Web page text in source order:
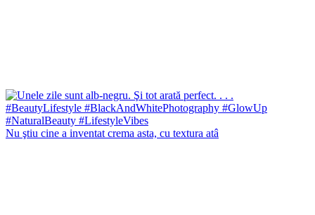
Nu ştiu cine a inventat crema asta, cu textura atâ